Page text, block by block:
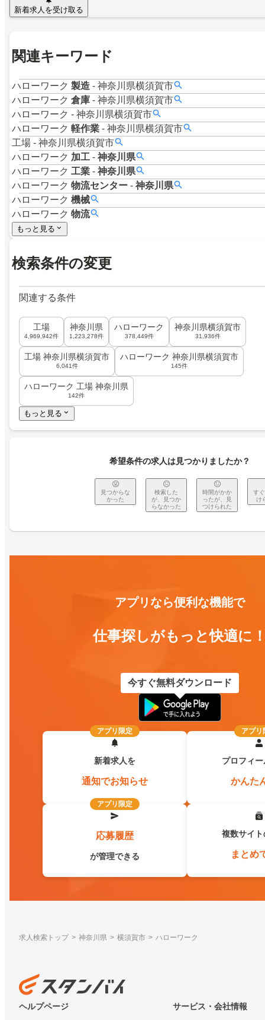
新着求人を受け取る
関連キーワード
ハローワーク 製造 - 神奈川県横須賀市
ハローワーク 倉庫 - 神奈川県横須賀市
ハローワーク - 神奈川県横須賀市
ハローワーク 軽作業 - 神奈川県横須賀市
工場 - 神奈川県横須賀市
ハローワーク 加工 - 神奈川県
ハローワーク 工業 - 神奈川県
ハローワーク 物流センター - 神奈川県
ハローワーク 機械
ハローワーク 物流
もっと見る
検索条件の変更
関連する条件
工場
4,969,942件
神奈川県
1,223,278件
ハローワーク
378,449件
神奈川県横須賀市
31,936件
工場 神奈川県横須賀市
6,041件
ハローワーク 神奈川県横須賀市
145件
ハローワーク 工場 神奈川県
142件
もっと見る
希望条件の求人は見つかりましたか？
見つからな
かった
検索した
が、見つか
らなかった
時間がかか
ったが、見
つけられた
す
け
アプリなら便利な機能で
仕事探しがもっと快適に
今すぐ無料ダウンロード
アプリ限定
新着求人を
通知でお知らせ
アプリ
プロフィ
かんた
アプリ限定
応募履歴
が管理できる
複数サイ
まとめ
求人検索トップ 神奈川県 横須賀市 ハローワーク
ヘルプページ サービス・会社情報